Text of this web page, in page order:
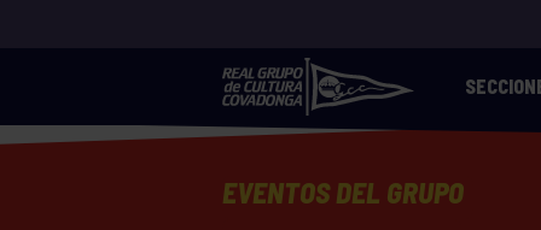
EVENTOS DEL GRUPO